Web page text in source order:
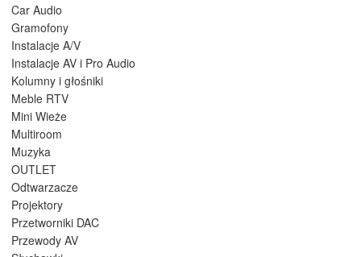
Car Audio
Gramofony
Instalacje A/V
Instalacje AV i Pro Audio
Kolumny i głośniki
Meble RTV
Mini Wieże
Multiroom
Muzyka
OUTLET
Odtwarzacze
Projektory
Przetworniki DAC
Przewody AV